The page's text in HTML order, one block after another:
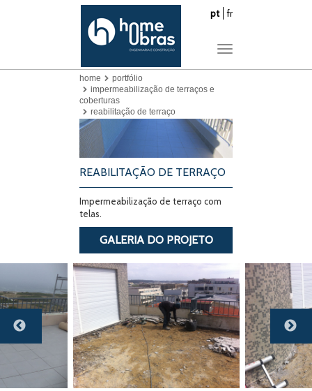
pt fr
Toggle
home
portfólio
impermeabilização de terraços e
coberturas
reabilitação de terraço
REABILITAÇÃO DE TERRAÇO
Impermeabilização de terraço com
telas.
GALERIA DO PROJETO